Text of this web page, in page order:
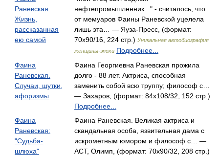
Раневская.
Жизнь,
рассказанная
ею самой
нефтепромышленник..." - считалось, что
от мемуаров Фаины Раневской уцелела
лишь эта… — Яуза-Пресс, (формат:
70x90/16, 224 стр.) Уникальная автобиография
женщины-эпохи Подробнее...
Фаина
Раневская.
Случаи, шутки,
афоризмы
Фаина Георгиевна Раневская прожила
долго - 88 лет. Актриса, способная
заменить собой всю труппу; философ с…
— Захаров, (формат: 84x108/32, 152 стр.)
Подробнее...
Фаина
Раневская:
"Судьба-
шлюха"
Фаина Раневская. Великая актриса и
скандальная особа, язвительная дама с
искрометным юмором и философ с… —
АСТ, Олимп, (формат: 70x90/32, 208 стр.)